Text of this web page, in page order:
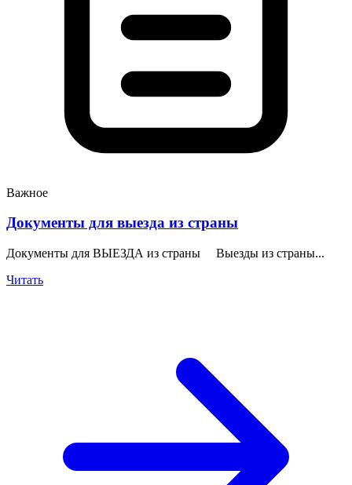
Важное
Документы для выезда из страны
Документы для ВЫЕЗДА из страны Выезды из страны...
Читать